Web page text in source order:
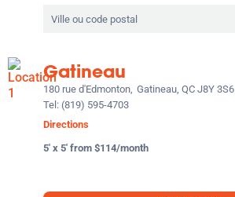
Rechercher
par
code
postal
Gatineau
180 rue d'Edmonton, Gatineau, QC J8Y 3S6
Tel: (819) 595-4703
Directions
5' x 5' from $114/month